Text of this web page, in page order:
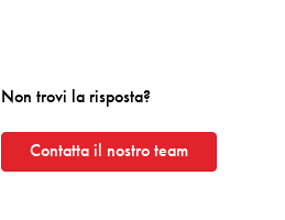
Non trovi la risposta?
Contatta il nostro team